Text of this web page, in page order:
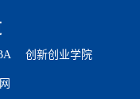
创新创业学院